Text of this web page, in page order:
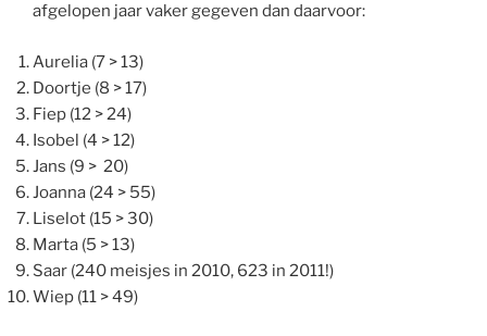
afgelopen jaar vaker gegeven dan daarvoor:
Aurelia (7 > 13)
Doortje (8 > 17)
Fiep (12 > 24)
Isobel (4 > 12)
Jans (9 > 20)
Joanna (24 > 55)
Liselot (15 > 30)
Marta (5 > 13)
Saar (240 meisjes in 2010, 623 in 2011!)
Wiep (11 > 49)